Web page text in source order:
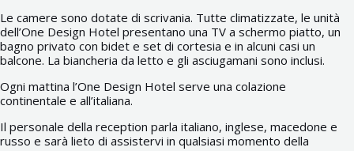
Le camere sono dotate di scrivania. Tutte climatizzate, le unità
dell’One Design Hotel presentano una TV a schermo piatto, un
bagno privato con bidet e set di cortesia e in alcuni casi un
balcone. La biancheria da letto e gli asciugamani sono inclusi.
Ogni mattina l’One Design Hotel serve una colazione
continentale e all’italiana.
Il personale della reception parla italiano, inglese, macedone e
russo e sarà lieto di assistervi in qualsiasi momento della